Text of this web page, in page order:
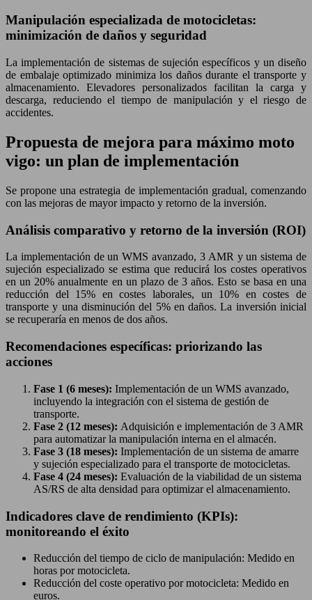
Manipulación especializada de motocicletas:
minimización de daños y seguridad
La implementación de sistemas de sujeción específicos y un diseño
de embalaje optimizado minimiza los daños durante el transporte y
almacenamiento. Elevadores personalizados facilitan la carga y
descarga, reduciendo el tiempo de manipulación y el riesgo de
accidentes.
Propuesta de mejora para máximo moto
vigo: un plan de implementación
Se propone una estrategia de implementación gradual, comenzando
con las mejoras de mayor impacto y retorno de la inversión.
Análisis comparativo y retorno de la inversión (ROI)
La implementación de un WMS avanzado, 3 AMR y un sistema de
sujeción especializado se estima que reducirá los costes operativos
en un 20% anualmente en un plazo de 3 años. Esto se basa en una
reducción del 15% en costes laborales, un 10% en costes de
transporte y una disminución del 5% en daños. La inversión inicial
se recuperaría en menos de dos años.
Recomendaciones específicas: priorizando las
acciones
Fase 1 (6 meses): Implementación de un WMS avanzado,
incluyendo la integración con el sistema de gestión de
transporte.
Fase 2 (12 meses): Adquisición e implementación de 3 AMR
para automatizar la manipulación interna en el almacén.
Fase 3 (18 meses): Implementación de un sistema de amarre
y sujeción especializado para el transporte de motocicletas.
Fase 4 (24 meses): Evaluación de la viabilidad de un sistema
AS/RS de alta densidad para optimizar el almacenamiento.
Indicadores clave de rendimiento (KPIs):
monitoreando el éxito
Reducción del tiempo de ciclo de manipulación: Medido en
horas por motocicleta.
Reducción del coste operativo por motocicleta: Medido en
euros.